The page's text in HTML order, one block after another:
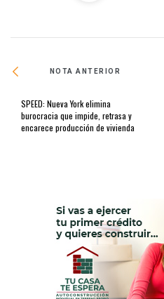
NOTA ANTERIOR
SPEED: Nueva York elimina
burocracia que impide, retrasa y
encarece producción de vivienda